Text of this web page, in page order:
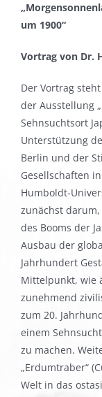
um 1900“
Vortrag von Dr.
Der Vortrag
der Ausstellung
Sehnsuchtsort
Unterstützung
Berlin und der
Gesellschaften
Humboldt-
zunächst
des Booms der
Ausbau der
Jahrhundert
Mittelpunkt, wie
zunehmend
zum 20.
einem
zu machen.
„Erdumtraber“
Welt in das